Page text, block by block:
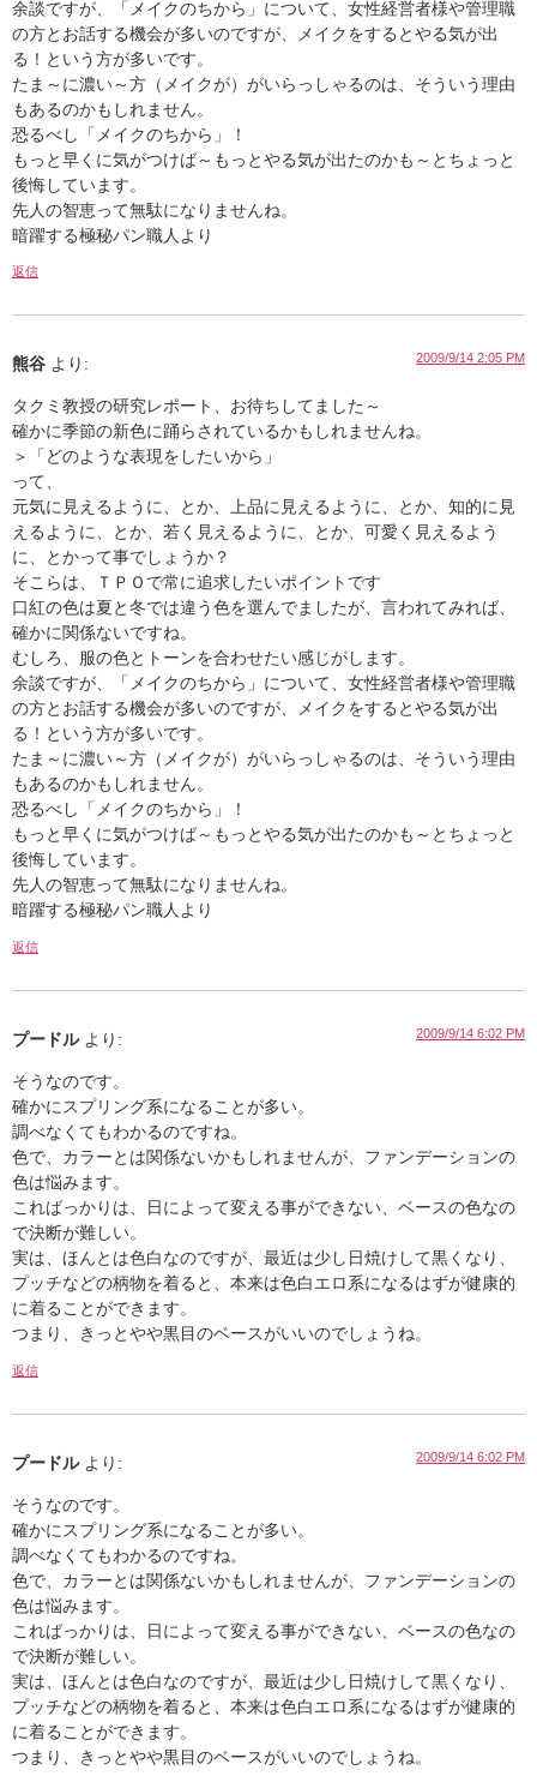
余談ですが、「メイクのちから」について、女性経営者様や管理職
の方とお話する機会が多いのですが、メイクをするとやる気が出
る！という方が多いです。
たま～に濃い～方（メイクが）がいらっしゃるのは、そういう理由
もあるのかもしれません。
恐るべし「メイクのちから」！
もっと早くに気がつけば～もっとやる気が出たのかも～ とちょっと
後悔しています。
先人の智恵って無駄になりませんね。
暗躍する極秘パン職人より
返信
熊谷 より: 2009/9/14 2:05 PM
タクミ教授の研究レポート、お待ちしてました～
確かに季節の新色に踊らされているかもしれませんね。
＞「どのような表現をしたいから」
って、
元気に見えるように、とか、上品に見えるように、とか、知的に見
えるように、とか、若く見えるように、とか、可愛く見えるよう
に、とかって事でしょうか？
そこらは、ＴＰＯで常に追求したいポイントです
口紅の色は夏と冬では違う色を選んでましたが、言われてみれば、
確かに関係ないですね。
むしろ、服の色とトーンを合わせたい感じがします。
余談ですが、「メイクのちから」について、女性経営者様や管理職
の方とお話する機会が多いのですが、メイクをするとやる気が出
る！という方が多いです。
たま～に濃い～方（メイクが）がいらっしゃるのは、そういう理由
もあるのかもしれません。
恐るべし「メイクのちから」！
もっと早くに気がつけば～もっとやる気が出たのかも～ とちょっと
後悔しています。
先人の智恵って無駄になりませんね。
暗躍する極秘パン職人より
返信
プードル より: 2009/9/14 6:02 PM
そうなのです。
確かにスプリング系になることが多い。
調べなくてもわかるのですね。
色で、カラーとは関係ないかもしれませんが、ファンデーションの
色は悩みます。
こればっかりは、日によって変える事ができない、ベースの色なの
で決断が難しい。
実は、ほんとは色白なのですが、最近は少し日焼けして黒くなり、
プッチなどの柄物を着ると、本来は色白エロ系になるはずが健康的
に着ることができます。
つまり、きっとやや黒目のベースがいいのでしょうね。
返信
プードル より: 2009/9/14 6:02 PM
そうなのです。
確かにスプリング系になることが多い。
調べなくてもわかるのですね。
色で、カラーとは関係ないかもしれませんが、ファンデーションの
色は悩みます。
こればっかりは、日によって変える事ができない、ベースの色なの
で決断が難しい。
実は、ほんとは色白なのですが、最近は少し日焼けして黒くなり、
プッチなどの柄物を着ると、本来は色白エロ系になるはずが健康的
に着ることができます。
つまり、きっとやや黒目のベースがいいのでしょうね。